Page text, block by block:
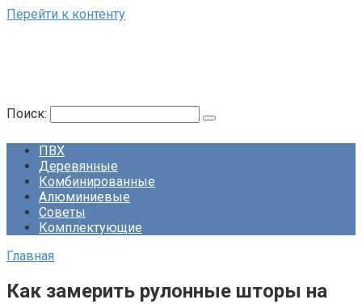
Перейти к контенту
Поиск:
ПВХ
Деревянные
Комбинированные
Алюминиевые
Советы
Комплектующие
Главная
Как замерить рулонные шторы на